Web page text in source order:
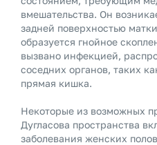
вмешательства. Он
задней поверхностью
образуется гнойное
вызвано инфекцией,
соседних органов, таких
прямая кишка.
Некоторые из возможных
Дугласова пространства
заболевания женских